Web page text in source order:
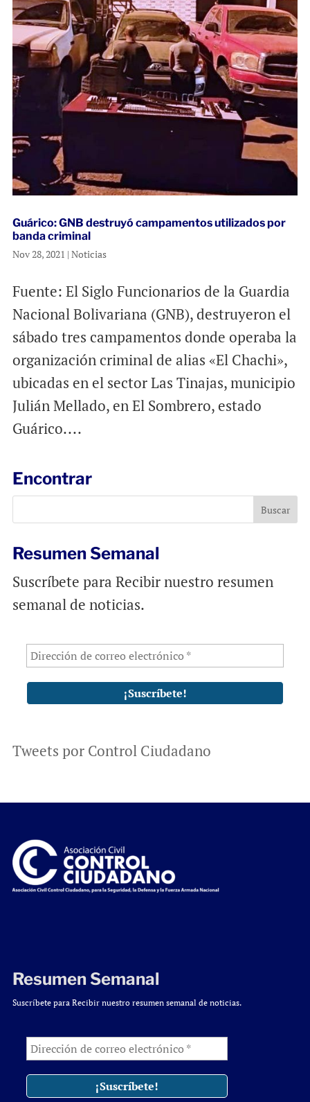
Guárico: GNB destruyó campamentos utilizados por
banda criminal
Nov 28, 2021 | Noticias
Fuente: El Siglo Funcionarios de la Guardia
Nacional Bolivariana (GNB), destruyeron el
sábado tres campamentos donde operaba la
organización criminal de alias «El Chachi»,
ubicadas en el sector Las Tinajas, municipio
Julián Mellado, en El Sombrero, estado
Guárico....
Encontrar
Resumen Semanal
Suscríbete para Recibir nuestro resumen
semanal de noticias.
Tweets por Control Ciudadano
Resumen Semanal
Suscríbete para Recibir nuestro resumen semanal de noticias.